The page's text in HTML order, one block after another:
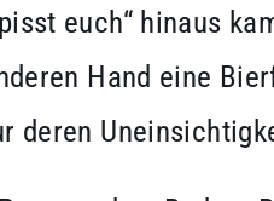
euch“ hinaus
Hand eine
deren